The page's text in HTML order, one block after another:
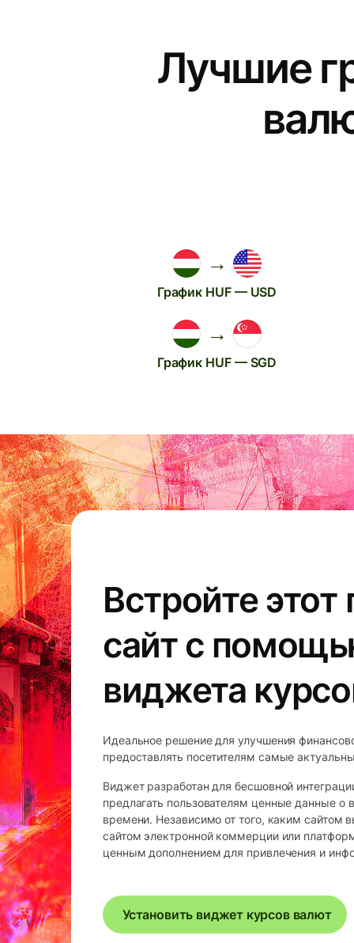
Лучшие
→
График HUF — USD
→
График HUF — SGD
Встройте этот
сайт с
виджета
Идеальное решение для улучшения
предоставлять посетителям самые
Виджет разработан для бесшовной
предлагать пользователям ценные данные
времени. Независимо от того, каким
сайтом электронной коммерции или
ценным дополнением для привлечения и
Установить виджет курсов валют